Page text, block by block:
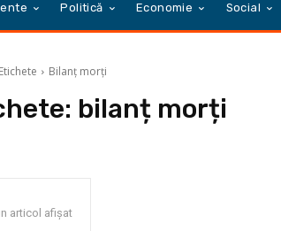
Politică Economie Social
Etichete Bilanț morți
bilanț morți
articol afișat